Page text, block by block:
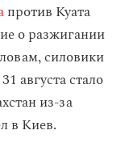
против Куата
о разжигании
силовики
августа стало
из-за
в Киев.